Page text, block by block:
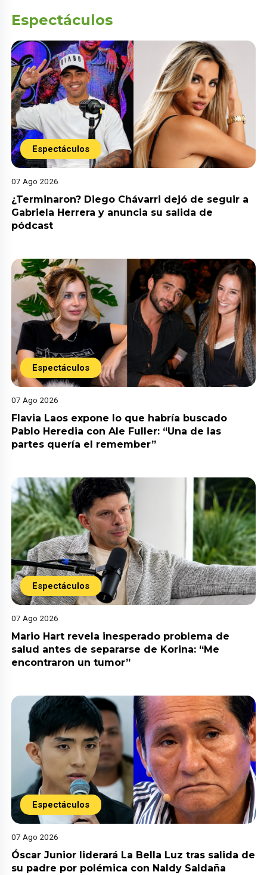
Espectáculos
Espectáculos
07 Ago 2026
¿Terminaron? Diego Chávarri dejó de seguir a
Gabriela Herrera y anuncia su salida de
pódcast
Espectáculos
07 Ago 2026
Flavia Laos expone lo que habría buscado
Pablo Heredia con Ale Fuller: “Una de las
partes quería el remember”
Espectáculos
07 Ago 2026
Mario Hart revela inesperado problema de
salud antes de separarse de Korina: “Me
encontraron un tumor”
Espectáculos
07 Ago 2026
Óscar Junior liderará La Bella Luz tras salida de
su padre por polémica con Naldy Saldaña